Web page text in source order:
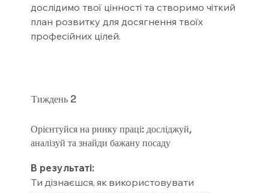
дослідимо твої цінності та створимо чіткий
план розвитку для досягнення твоїх
професійних цілей.
Орієнтуйся на ринку праці: досліджуй,
аналізуй та знайди бажану посаду
В результаті:
Ти дізнаєшся, як використовувати
Тиждень 2